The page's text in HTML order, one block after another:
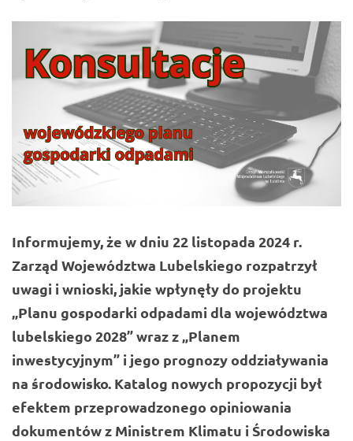
Informujemy, że w dniu 22 listopada 2024 r.
Zarząd Województwa Lubelskiego rozpatrzył
uwagi i wnioski, jakie wpłynęły do projektu
„Planu gospodarki odpadami dla województwa
lubelskiego 2028” wraz z „Planem
inwestycyjnym” i jego prognozy oddziaływania
na środowisko. Katalog nowych propozycji był
efektem przeprowadzonego opiniowania
dokumentów z Ministrem Klimatu i Środowiska